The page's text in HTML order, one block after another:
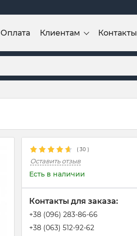
Оплата Клиентам Контакты
( 30 )
Оставить отзыв
Есть в наличии
Контакты для заказа:
+38 (096) 283-86-66
+38 (063) 512-92-62